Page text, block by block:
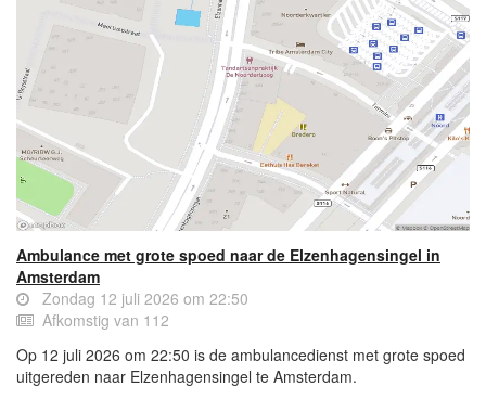
Ambulance met grote spoed naar de Elzenhagensingel in
Amsterdam
Zondag 12 juli 2026 om 22:50
Afkomstig van 112
Op 12 juli 2026 om 22:50 is de ambulancedienst met grote spoed
uitgereden naar Elzenhagensingel te Amsterdam.